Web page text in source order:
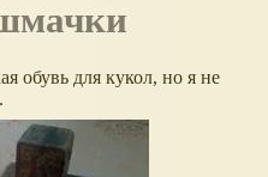
обувь для кукол, но я не